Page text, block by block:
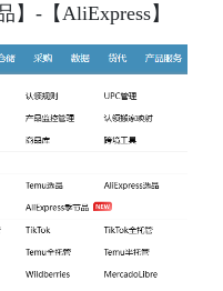
】-【AliExpress】